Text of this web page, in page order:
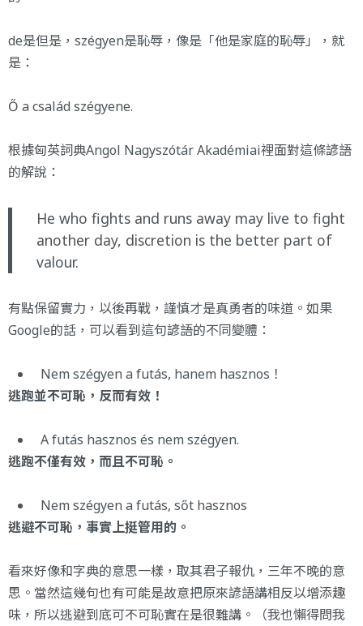
de是但是，szégyen是恥辱，像是「他是家庭的恥辱」，就
是：
Ő a család szégyene.
根據匈英詞典Angol Nagyszótár Akadémiai裡面對這條諺語
的解說：
He who fights and runs away may live to fight
another day, discretion is the better part of
valour.
有點保留實力，以後再戰，謹慎才是真勇者的味道。如果
Google的話，可以看到這句諺語的不同變體：
Nem szégyen a futás, hanem hasznos！
逃跑並不可恥，反而有效！
A futás hasznos és nem szégyen.
逃跑不僅有效，而且不可恥。
Nem szégyen a futás, sőt hasznos
逃避不可恥，事實上挺管用的。
看來好像和字典的意思一樣，取其君子報仇，三年不晚的意
思。當然這幾句也有可能是故意把原來諺語講相反以增添趣
味，所以逃避到底可不可恥實在是很難講。（我也懶得問我